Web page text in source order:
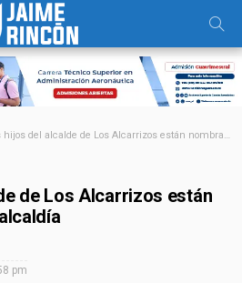
del alcalde de Los Alcarrizos están nombrados en esa alcaldía
de Los Alcarrizos están
pm